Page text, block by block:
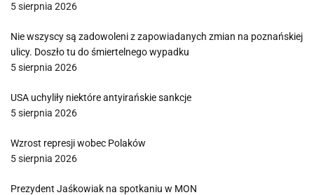
5 sierpnia 2026
Nie wszyscy są zadowoleni z zapowiadanych zmian na poznańskiej
ulicy. Doszło tu do śmiertelnego wypadku
5 sierpnia 2026
USA uchyliły niektóre antyirańskie sankcje
5 sierpnia 2026
Wzrost represji wobec Polaków
5 sierpnia 2026
Prezydent Jaśkowiak na spotkaniu w MON